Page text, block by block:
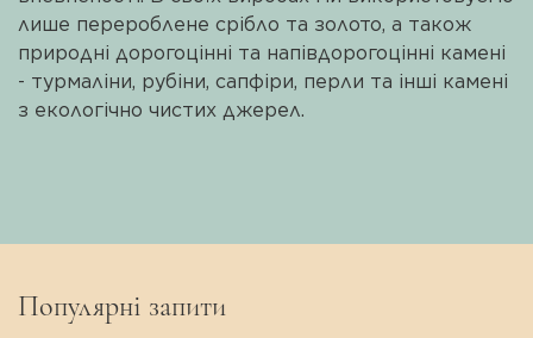
лише перероблене срібло та золото, а також
природні дорогоцінні та напівдорогоцінні камені
- турмаліни, рубіни, сапфіри, перли та інші камені
з екологічно чистих джерел.
Популярні запити